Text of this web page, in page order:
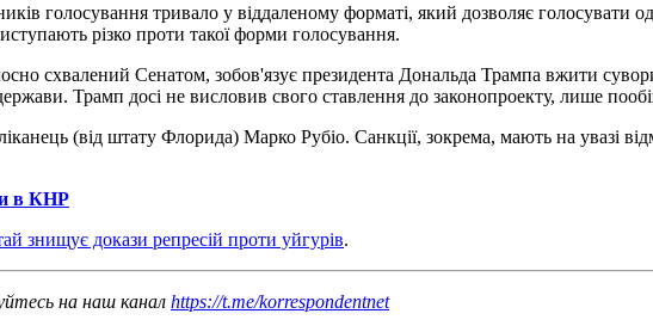
голосування тривало у віддаленому форматі, який дозволяє голосувати
різко проти такої форми голосування.
схвалений Сенатом, зобов'язує президента Дональда Трампа вжити
держави. Трамп досі не висловив свого ставлення до законопроекту, лише
(від штату Флорида) Марко Рубіо. Санкції, зокрема, мають на увазі
в КНР
знищує докази репресій проти уйгурів.
на наш канал https://t.me/korrespondentnet